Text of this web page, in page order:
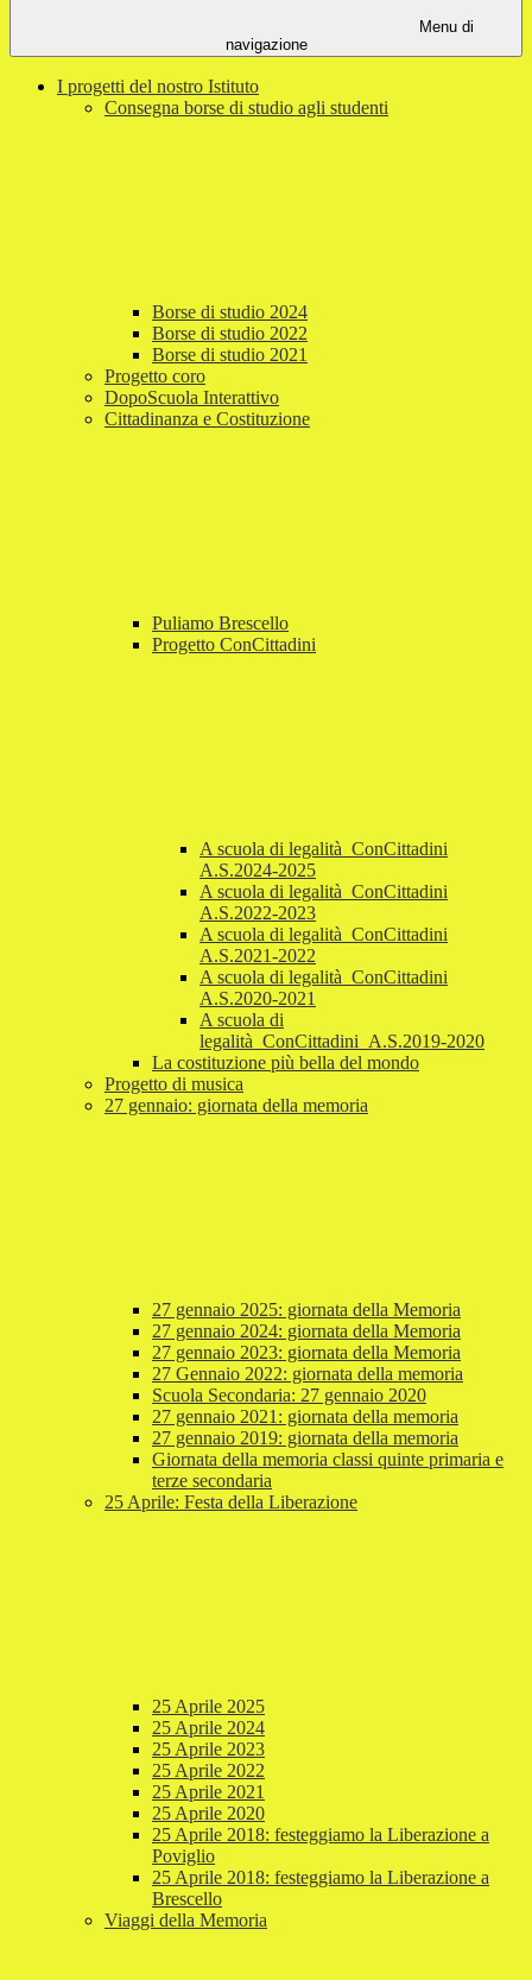
Menu di
navigazione
I progetti del nostro Istituto
Consegna borse di studio agli studenti
Borse di studio 2024
Borse di studio 2022
Borse di studio 2021
Progetto coro
DopoScuola Interattivo
Cittadinanza e Costituzione
Puliamo Brescello
Progetto ConCittadini
A scuola di legalità_ConCittadini
A.S.2024-2025
A scuola di legalità_ConCittadini
A.S.2022-2023
A scuola di legalità_ConCittadini
A.S.2021-2022
A scuola di legalità_ConCittadini
A.S.2020-2021
A scuola di
legalità_ConCittadini_A.S.2019-2020
La costituzione più bella del mondo
Progetto di musica
27 gennaio: giornata della memoria
27 gennaio 2025: giornata della Memoria
27 gennaio 2024: giornata della Memoria
27 gennaio 2023: giornata della Memoria
27 Gennaio 2022: giornata della memoria
Scuola Secondaria: 27 gennaio 2020
27 gennaio 2021: giornata della memoria
27 gennaio 2019: giornata della memoria
Giornata della memoria classi quinte primaria e
terze secondaria
25 Aprile: Festa della Liberazione
25 Aprile 2025
25 Aprile 2024
25 Aprile 2023
25 Aprile 2022
25 Aprile 2021
25 Aprile 2020
25 Aprile 2018: festeggiamo la Liberazione a
Poviglio
25 Aprile 2018: festeggiamo la Liberazione a
Brescello
Viaggi della Memoria